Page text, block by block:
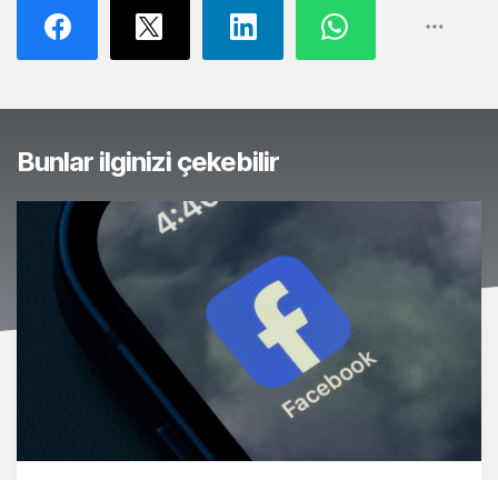
Bunlar ilginizi çekebilir